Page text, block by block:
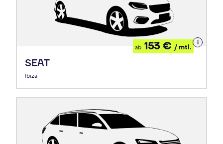
SEAT
Ibiza
ab 153 € / mtl.
Details
zum